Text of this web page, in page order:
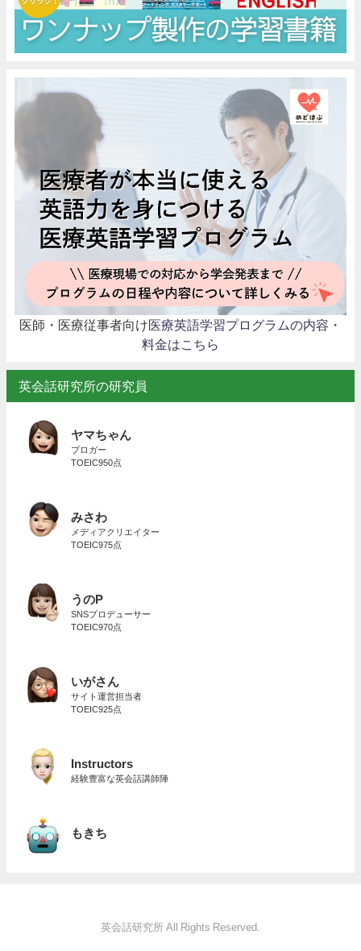
医師・医療従事者向け医療英語学習プログラムの内容・
料金はこちら
英会話研究所の研究員
ヤマちゃん
ブロガー
TOEIC950点
みさわ
メディアクリエイター
TOEIC975点
うのP
SNSプロデューサー
TOEIC970点
いがさん
サイト運営担当者
TOEIC925点
Instructors
経験豊富な英会話講師陣
もきち
英会話研究所 All Rights Reserved.